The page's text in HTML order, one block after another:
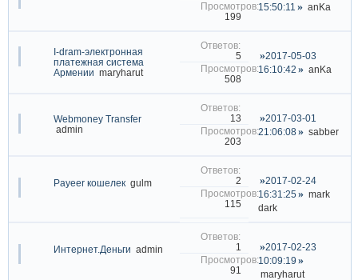
199
15:50:11
anKa
I-dram-электронная
платежная система
Армении maryharut
5
508
2017-05-03
16:10:42
anKa
Webmoney Transfer
admin
13
203
2017-03-01
21:06:08
sabber
Payeer кошелек gulm 2
115
2017-02-24
16:31:25
mark
dark
Интернет.Деньги admin 1
91
2017-02-23
10:09:19
maryharut